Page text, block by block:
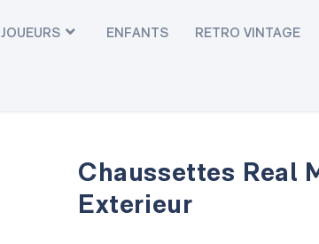
JOUEURS ENFANTS RETRO VINTAGE
Chaussettes Real
Exterieur